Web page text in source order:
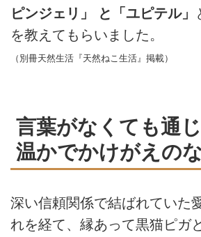
ピンジェリ」 と「ユピテル」
を教えてもらいました。
（別冊天然生活『天然ねこ生活』掲載）
言葉がなくても通じ
温かでかけがえの
深い信頼関係で結ばれていた
れを経て、縁あって黒猫ピガ